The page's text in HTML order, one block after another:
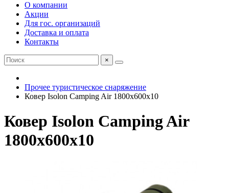
О компании
Акции
Для гос. организаций
Доставка и оплата
Контакты
×
Прочее туристическое снаряжение
Ковер Isolon Camping Air 1800х600х10
Ковер Isolon Camping Air
1800х600х10